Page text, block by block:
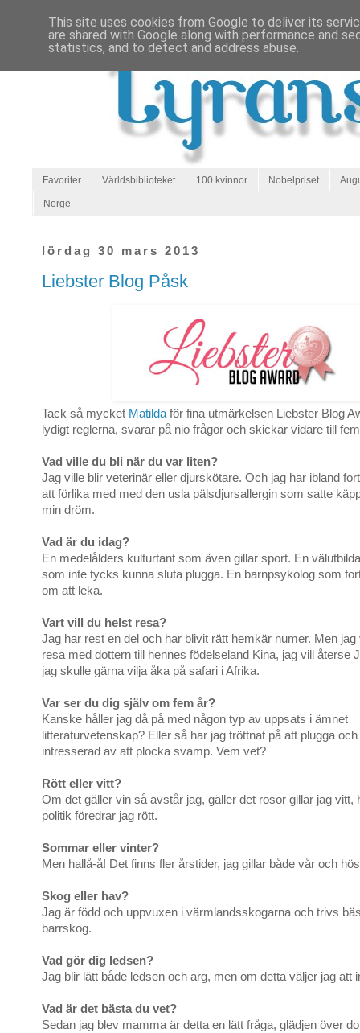
Favoriter Världsbiblioteket 100 kvinnor Nobelpriset
Norge
lördag 30 mars 2013
Liebster Blog Påsk
Tack så mycket Matildaför fina utmärkelsen Liebster Blog
lydigt reglerna, svarar på nio frågor och skickar vidare till
Vad ville du bli när du var liten?
Jag ville blir veterinär eller djurskötare. Och jag har ibland
att förlika med med den usla pälsdjursallergin som satte
min dröm.
Vad är du idag?
En medelålders kulturtant som även gillar sport. En
som inte tycks kunna sluta plugga. En barnpsykolog som
om att leka.
Vart vill du helst resa?
Jag har rest en del och har blivit rätt hemkär numer. Men jag
resa med dottern till hennes födelseland Kina, jag vill återse
jag skulle gärna vilja åka på safari i Afrika.
Var ser du dig själv om fem år?
Kanske håller jag då på med någon typ av uppsats i ämnet
litteraturvetenskap? Eller så har jag tröttnat på att plugga
intresserad av att plocka svamp. Vem vet?
Rött eller vitt?
Om det gäller vin så avstår jag, gäller det rosor gillar jag vitt,
politik föredrar jag rött.
Sommar eller vinter?
Men hallå-å! Det finns fler årstider, jag gillar både vår och
Skog eller hav?
Jag är född och uppvuxen i värmlandsskogarna och trivs
barrskog.
Vad gör dig ledsen?
Jag blir lätt både ledsen och arg, men om detta väljer jag att
Vad är det bästa du vet?
Sedan jag blev mamma är detta en lätt fråga, glädjen över
This site uses cookies from Google to deliver its
are shared with Google along with performance and
statistics, and to detect and address abuse.